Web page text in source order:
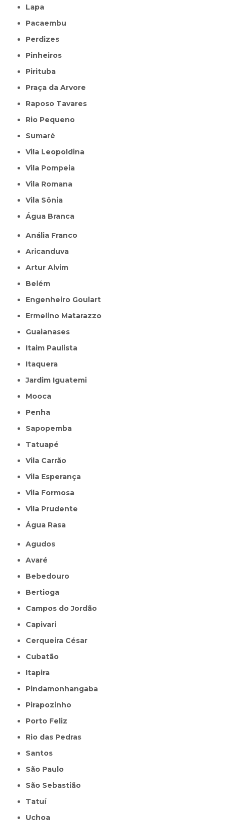
Lapa
Pacaembu
Perdizes
Pinheiros
Pirituba
Praça da Arvore
Raposo Tavares
Rio Pequeno
Sumaré
Vila Leopoldina
Vila Pompeia
Vila Romana
Vila Sônia
Água Branca
Anália Franco
Aricanduva
Artur Alvim
Belém
Engenheiro Goulart
Ermelino Matarazzo
Guaianases
Itaim Paulista
Itaquera
Jardim Iguatemi
Mooca
Penha
Sapopemba
Tatuapé
Vila Carrão
Vila Esperança
Vila Formosa
Vila Prudente
Água Rasa
Agudos
Avaré
Bebedouro
Bertioga
Campos do Jordão
Capivari
Cerqueira César
Cubatão
Itapira
Pindamonhangaba
Pirapozinho
Porto Feliz
Rio das Pedras
Santos
São Paulo
São Sebastião
Tatuí
Uchoa